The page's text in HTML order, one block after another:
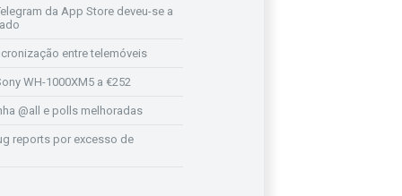
da App Store deveu-se a
entre telemóveis
WH-1000XM5 a €252
@all e polls melhoradas
reports por excesso de